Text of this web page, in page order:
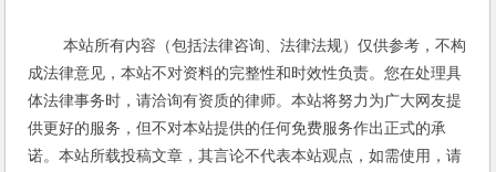
本站所有内容（包括法律咨询、法律法规）仅供参考，不构
成法律意见，本站不对资料的完整性和时效性负责。您在处理具
体法律事务时，请洽询有资质的律师。本站将努力为广大网友提
供更好的服务，但不对本站提供的任何免费服务作出正式的承
诺。本站所载投稿文章，其言论不代表本站观点，如需使用，请